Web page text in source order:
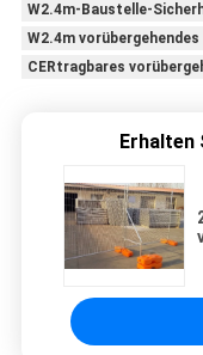
W2.4m-Baustelle-
W2.4m
CERtragbares
Erhalten